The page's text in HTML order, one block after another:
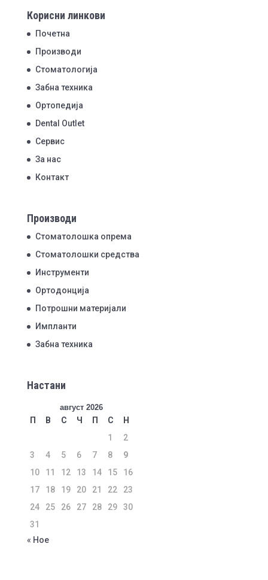
Корисни линкови
Почетна
Производи
Стоматологија
Забна техника
Ортопедија
Dental Outlet
Сервис
За нас
Контакт
Производи
Стоматолошка опрема
Стоматолошки средства
Инструменти
Ортодонција
Потрошни материјали
Импланти
Забна техника
Настани
август 2026
П В С Ч П С
Н
1
2
3
4 5 6 7 8
9
10
11 12 13 14 15
16
17
18 19 20 21 22
23
24
25 26 27 28 29
30
31
« Ное